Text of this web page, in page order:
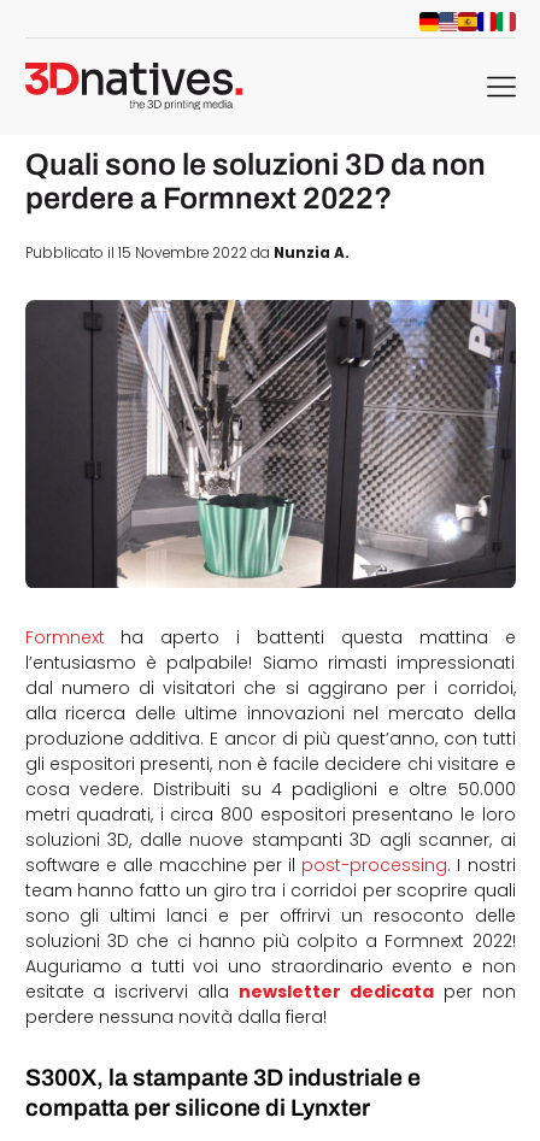
menu
Quali sono le soluzioni 3D da non
perdere a Formnext 2022?
Pubblicato il 15 Novembre 2022 da Nunzia A.
Formnext ha aperto i battenti questa mattina e
l’entusiasmo è palpabile! Siamo rimasti impressionati
dal numero di visitatori che si aggirano per i corridoi,
alla ricerca delle ultime innovazioni nel mercato della
produzione additiva. E ancor di più quest’anno, con tutti
gli espositori presenti, non è facile decidere chi visitare e
cosa vedere. Distribuiti su 4 padiglioni e oltre 50.000
metri quadrati, i circa 800 espositori presentano le loro
soluzioni 3D, dalle nuove stampanti 3D agli scanner, ai
software e alle macchine per il post-processing. I nostri
team hanno fatto un giro tra i corridoi per scoprire quali
sono gli ultimi lanci e per offrirvi un resoconto delle
soluzioni 3D che ci hanno più colpito a Formnext 2022!
Auguriamo a tutti voi uno straordinario evento e non
esitate a iscrivervi alla newsletter dedicataper non
perdere nessuna novità dalla fiera!
S300X, la stampante 3D industriale e
compatta per silicone di Lynxter